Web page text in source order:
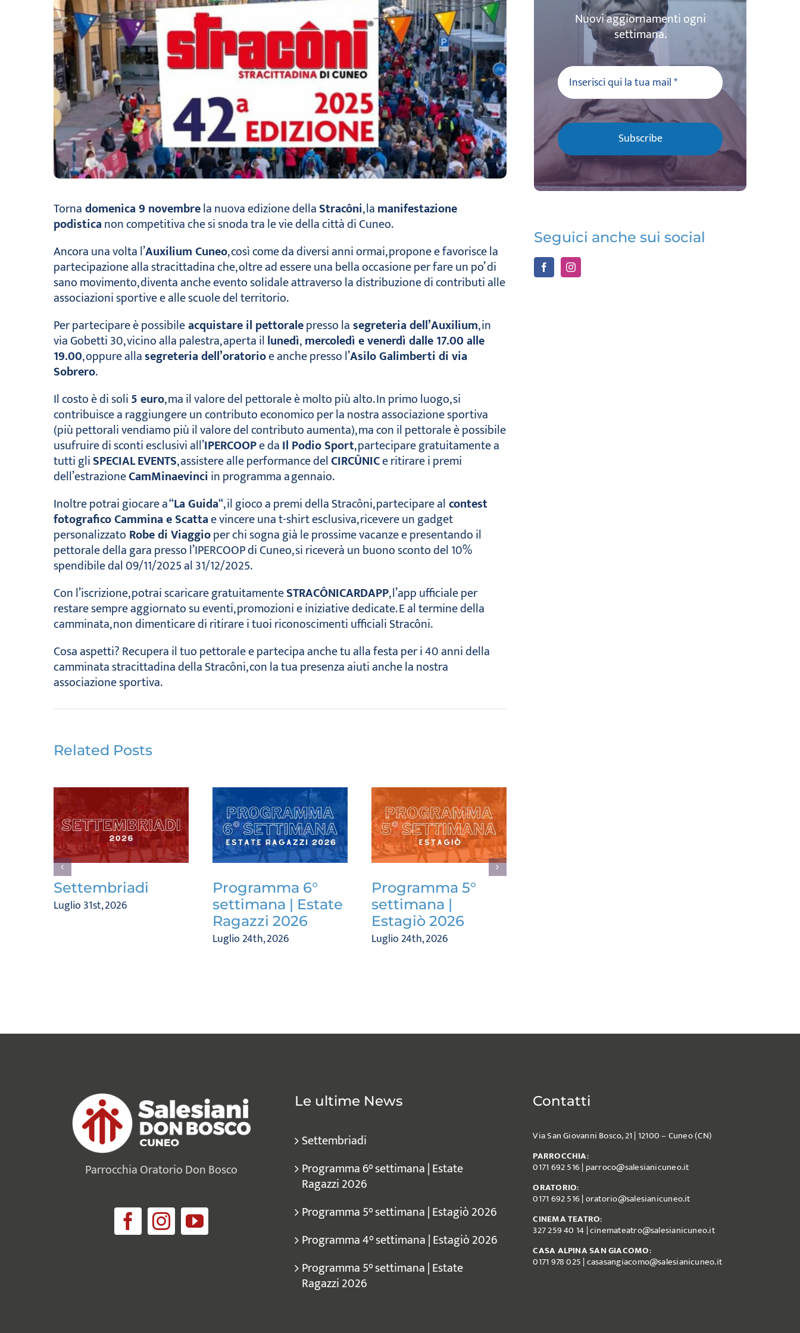
Tornadomenica 9 novembrela nuova edizione dellaStracôni, lamanifestazione
podisticanon competitiva che si snoda tra le vie della città di Cuneo.
Ancora una volta l’Auxilium Cuneo, così come da diversi anni ormai, propone e favorisce la
partecipazione alla stracittadina che, oltre ad essere una bella occasione per fare un po’ di
sano movimento, diventa anche evento solidale attraverso la distribuzione di contributi alle
associazioni sportive e alle scuole del territorio.
Per partecipare è possibileacquistare il pettoralepresso lasegreteria dell’Auxilium, in
via Gobetti 30, vicino alla palestra, aperta illunedì,mercoledì e venerdì dalle 17.00 alle
19.00, oppure allasegreteria dell’oratorioe anche presso l’Asilo Galimberti di via
Sobrero.
Il costo è di soli5 euro, ma il valore del pettorale è molto più alto. In primo luogo, si
contribuisce a raggiungere un contributo economico per la nostra associazione sportiva
(più pettorali vendiamo più il valore del contributo aumenta), ma con il pettorale è possibile
usufruire di sconti esclusivi all’IPERCOOPe daIl Podio Sport, partecipare gratuitamente a
tutti gliSPECIALEVENTS, assistere alle performance delCIRCÛNICe ritirare i premi
dell’estrazioneCamMinaevinciin programma a gennaio.
Inoltre potrai giocare a “La Guida“, il gioco a premi della Stracôni, partecipare alcontest
fotografico Cammina e Scattae vincere una t-shirt esclusiva, ricevere un gadget
personalizzato Robe di Viaggioper chi sogna già le prossime vacanze e presentando il
pettorale della gara presso l’IPERCOOP di Cuneo, si riceverà un buono sconto del 10%
spendibile dal 09/11/2025 al 31/12/2025.
Con l’iscrizione, potrai scaricare gratuitamenteSTRACÔNICARDAPP, l’app ufficiale per
restare sempre aggiornato su eventi, promozioni e iniziative dedicate. E al termine della
camminata, non dimenticare di ritirare i tuoi riconoscimenti ufficiali Stracôni.
Cosa aspetti? Recupera il tuo pettorale e partecipa anche tu alla festa per i 40 anni della
camminata stracittadina della Stracôni, con la tua presenza aiuti anche la nostra
associazione sportiva.
Related Posts
Settembriadi
Luglio 31st, 2026
Programma 6°
settimana | Estate
Ragazzi 2026
Luglio 24th, 2026
Programma 5°
settimana |
Estagiò 2026
Luglio 24th, 2026
Nuovi aggiornamenti ogni
settimana.
Subscribe
Seguici anche sui social
Parrocchia Oratorio Don Bosco
Le ultime News
Settembriadi
Programma 6° settimana | Estate
Ragazzi 2026
Programma 5° settimana | Estagiò 2026
Programma 4° settimana | Estagiò 2026
Programma 5° settimana | Estate
Ragazzi 2026
Contatti
Via San Giovanni Bosco, 21 | 12100 – Cuneo (CN)
PARROCCHIA:
0171 692 516| parroco@salesianicuneo.it
ORATORIO:
0171 692 516|oratorio@salesianicuneo.it
CINEMA TEATRO:
327 259 40 14 |cinemateatro@salesianicuneo.it
CASA ALPINA SAN GIACOMO:
0171 978 025 |casasangiacomo@salesianicuneo.it